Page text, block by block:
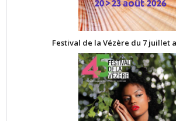
Festival de la Vézère du 7 juillet